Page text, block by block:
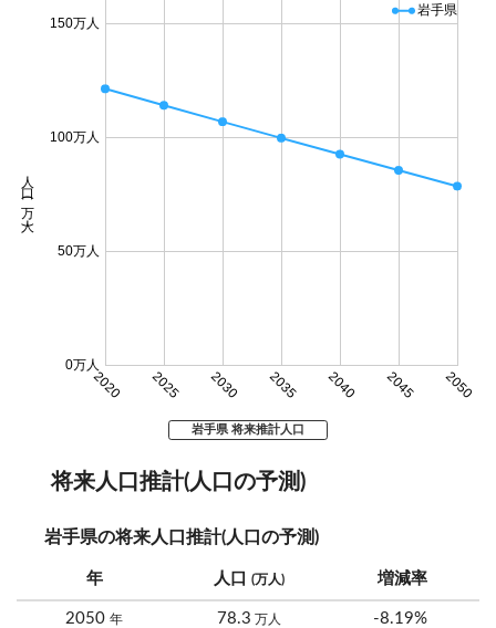
2020 2025 2030 2035 2040 2045 2050
0万人
50万人
100万人
150万人
人口 (万人)
岩手県
岩手県 将来推計人口
将来人口推計(人口の予測)
岩手県の将来人口推計(人口の予測)
年 人口 (万人) 増減率
2050 年 78.3 万人 -8.19%